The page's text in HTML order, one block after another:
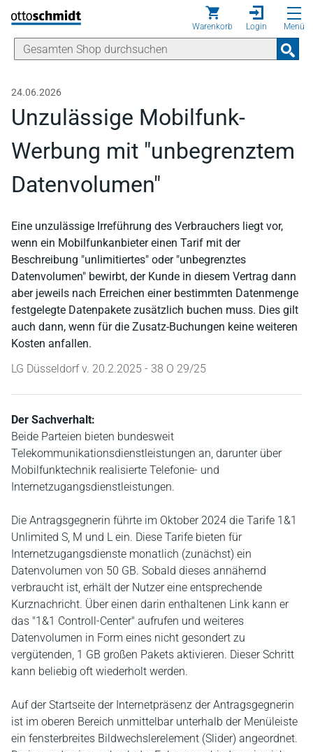
Direkt zum Inhalt
Warenkorb Login Menü
24.06.2026
Unzulässige Mobilfunk-
Werbung mit "unbegrenztem
Datenvolumen"
Eine unzulässige Irreführung des Verbrauchers liegt vor,
wenn ein Mobilfunkanbieter einen Tarif mit der
Beschreibung "unlimitiertes" oder "unbegrenztes
Datenvolumen" bewirbt, der Kunde in diesem Vertrag dann
aber jeweils nach Erreichen einer bestimmten Datenmenge
festgelegte Datenpakete zusätzlich buchen muss. Dies gilt
auch dann, wenn für die Zusatz-Buchungen keine weiteren
Kosten anfallen.
LG Düsseldorf v. 20.2.2025 - 38 O 29/25
Der Sachverhalt:
Beide Parteien bieten bundesweit
Telekommunikationsdienstleistungen an, darunter über
Mobilfunktechnik realisierte Telefonie- und
Internetzugangsdienstleistungen.
Die Antragsgegnerin führte im Oktober 2024 die Tarife 1&1
Unlimited S, M und L ein. Diese Tarife bieten für
Internetzugangsdienste monatlich (zunächst) ein
Datenvolumen von 50 GB. Sobald dieses annähernd
verbraucht ist, erhält der Nutzer eine entsprechende
Kurznachricht. Über einen darin enthaltenen Link kann er
das "1&1 Controll-Center" aufrufen und weiteres
Datenvolumen in Form eines nicht gesondert zu
vergütenden, 1 GB großen Pakets aktivieren. Dieser Schritt
kann beliebig oft wiederholt werden.
Auf der Startseite der Internetpräsenz der Antragsgegnerin
ist im oberen Bereich unmittelbar unterhalb der Menüleiste
ein fensterbreites Bildwechslerelement (Slider) angeordnet.